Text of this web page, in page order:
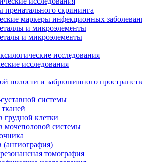
скрининга
маркеры инфекционных
и микроэлементы
и микроэлементы
исследования
исследования
полости и забрюшинного
системы
грудной клетки
мочеполовой системы
(ангиография)
томография